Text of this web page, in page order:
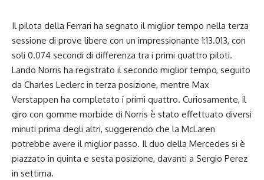
Il pilota della Ferrari ha segnato il miglior tempo nella terza
sessione di prove libere con un impressionante 1:13.013, con
soli 0.074 secondi di differenza tra i primi quattro piloti.
Lando Norris ha registrato il secondo miglior tempo, seguito
da Charles Leclerc in terza posizione, mentre Max
Verstappen ha completato i primi quattro. Curiosamente, il
giro con gomme morbide di Norris è stato effettuato diversi
minuti prima degli altri, suggerendo che la McLaren
potrebbe avere il miglior passo. Il duo della Mercedes si è
piazzato in quinta e sesta posizione, davanti a Sergio Perez
in settima.